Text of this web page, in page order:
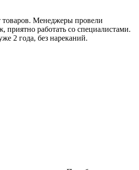
Менеджеры провели
приятно работать со специалистами.
2 года, без нареканий.